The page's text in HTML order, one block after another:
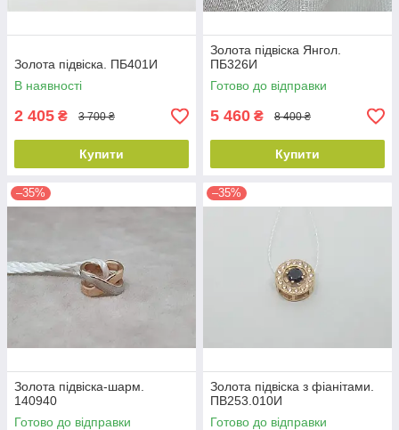
Золота підвіска. ПБ401И
В наявності
2 405 ₴ 3 700 ₴
Купити
Золота підвіска Янгол.
ПБ326И
Готово до відправки
5 460 ₴ 8 400 ₴
Купити
–35%
Золота підвіска-шарм.
140940
Готово до відправки
–35%
Золота підвіска з фіанітами.
ПВ253.010И
Готово до відправки